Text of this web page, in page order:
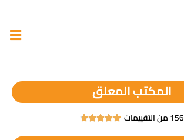
المكتب المعلق
156 من التقييمات 



